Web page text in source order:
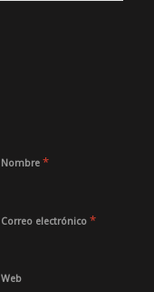
Nombre *
Correo electrónico *
Web